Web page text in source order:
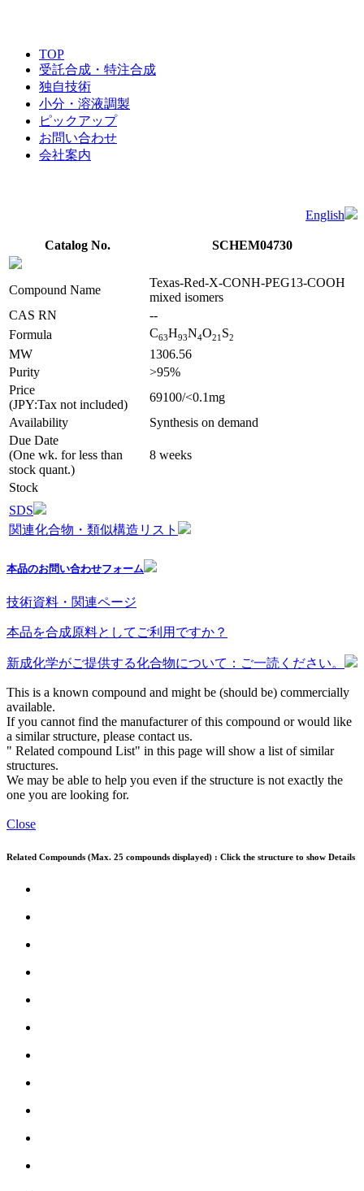
TOP
受託合成・特注合成
独自技術
小分・溶液調製
ピックアップ
お問い合わせ
会社案内
English
Catalog No. SCHEM04730
Compound Name
Texas-Red-X-CONH-PEG13-COOH
mixed isomers
CAS RN
--
Formula
C63H93N4O21 S2
MW
1306.56
Purity
>95%
Price
(JPY:Tax not included)
69100/<0.1mg
Availability
Synthesis on demand
Due Date
(One wk. for less than
stock quant.)
8 weeks
Stock
SDS
関連化合物・類似構造リスト
本品のお問い合わせフォーム
技術資料・関連ページ
本品を合成原料としてご利用ですか？
新成化学がご提供する化合物について：ご一読ください。
This is a known compound and might be (should be) commercially
available.
If you cannot find the manufacturer of this compound or would like
a similar structure, please contact us.
" Related compound List" in this page will show a list of similar
structures.
We may be able to help you even if the structure is not exactly the
one you are looking for.
Close
Related Compounds (Max. 25 compounds displayed) : Click the structure to show Details